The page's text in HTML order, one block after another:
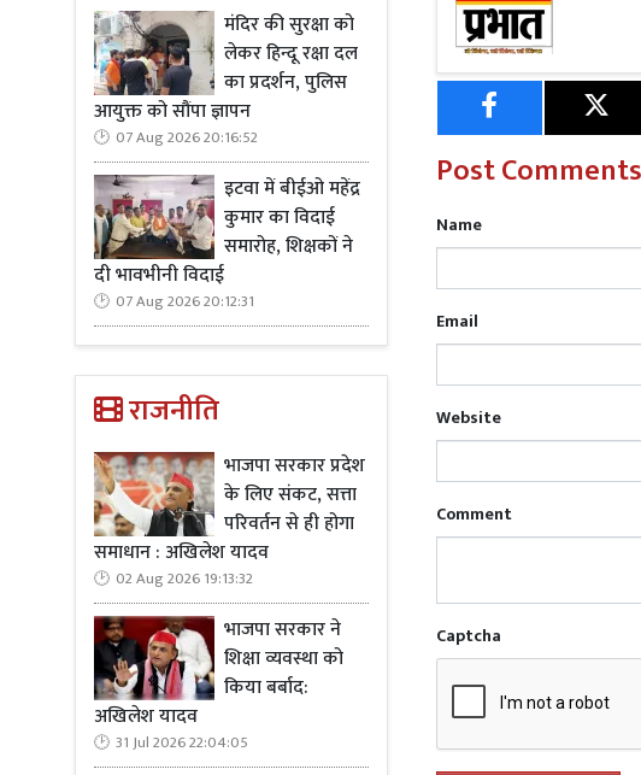
मंदिर की सुरक्षा को
लेकर हिन्दू रक्षा दल
का प्रदर्शन, पुलिस
आयुक्त को सौंपा ज्ञापन
07 Aug 2026 20:16:52
इटवा में बीईओ महेंद्र
कुमार का विदाई
समारोह, शिक्षकों ने
दी भावभीनी विदाई
07 Aug 2026 20:12:31
राजनीति
भाजपा सरकार प्रदेश
के लिए संकट, सत्ता
परिवर्तन से ही होगा
समाधान : अखिलेश यादव
02 Aug 2026 19:13:32
भाजपा सरकार ने
शिक्षा व्यवस्था को
किया बर्बाद:
अखिलेश यादव
31 Jul 2026 22:04:05
इस कार्यक्रम में
शंकर कुमार राव, खेतिहर
के सचिव सुशील
महतो, गुड्डू मियां, आस
Post Comments
Name
Email
Website
Comment
Captcha